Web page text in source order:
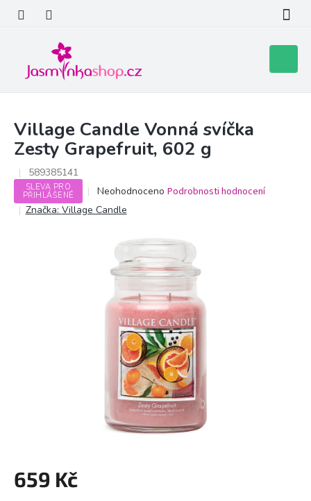
obsah
košík
Village Candle Vonná svíčka
Zesty Grapefruit, 602 g
589385141
SLEVA PRO
PŘIHLÁŠENÉ
Průměrné
hodnocení
produktu
hvězdiček.
Neohodnoceno Podrobnosti hodnocení
Značka: Village Candle
659 Kč